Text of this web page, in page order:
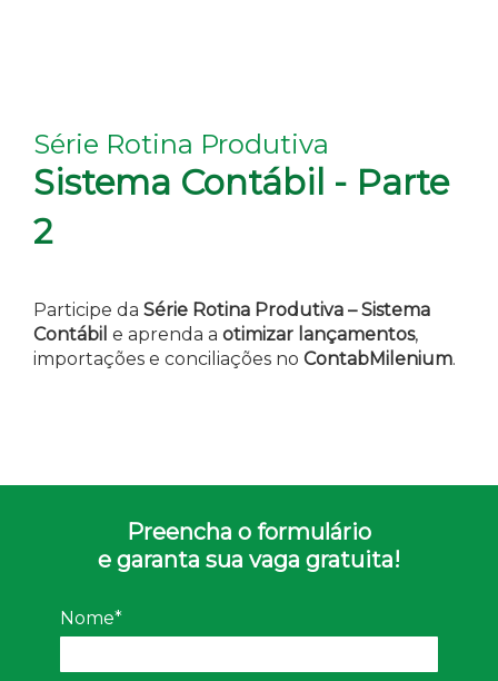
Série Rotina Produtiva
Sistema Contábil - Parte
2
Participe da Série Rotina Produtiva – Sistema
Contábil e aprenda a otimizar lançamentos,
importações e conciliações no ContabMilenium.
Preencha o formulário
e garanta sua vaga gratuita!
Nome*